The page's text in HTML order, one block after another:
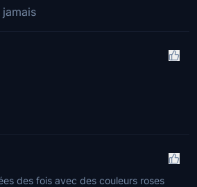
des fois avec des couleurs roses